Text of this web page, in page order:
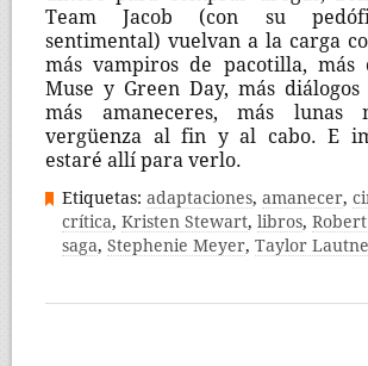
Team Jacob (con su
sentimental) vuelvan a la carga
más vampiros de pacotilla, más
Muse y Green Day, más diálogos
más amaneceres, más lunas
vergüenza al fin y al cabo. E
estaré allí para verlo.
Etiquetas: adaptaciones, amanecer,
crítica, Kristen Stewart, libros,
saga, Stephenie Meyer, Taylor